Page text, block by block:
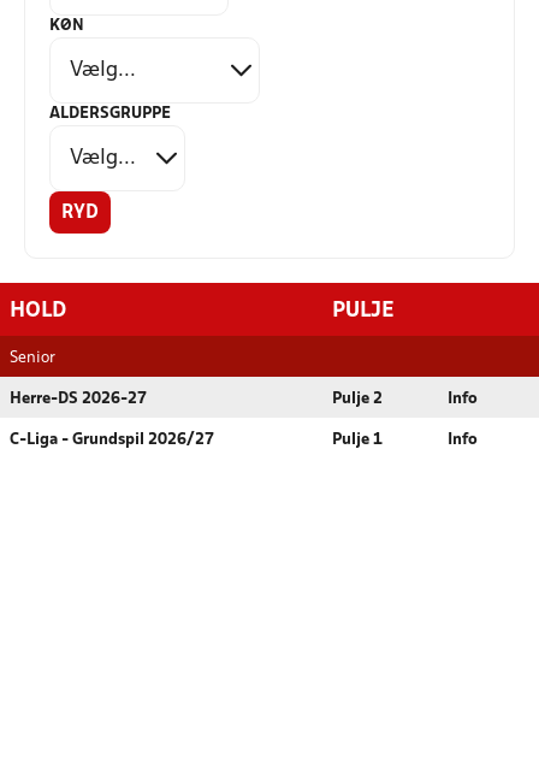
KØN
ALDERSGRUPPE
RYD
HOLD PULJE
Senior
Herre-DS 2026-27 Pulje 2 Info
C-Liga - Grundspil 2026/27 Pulje 1 Info